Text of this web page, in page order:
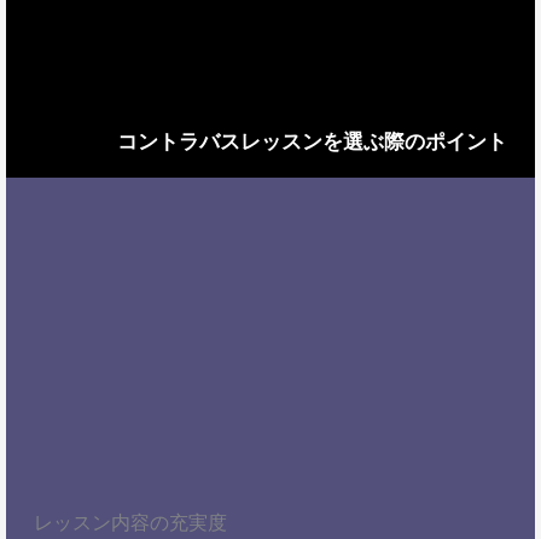
コントラバスレッスンを選ぶ際のポイント
レッスン内容の充実度